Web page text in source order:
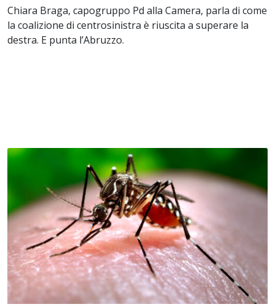
Chiara Braga, capogruppo Pd alla Camera, parla di come
la coalizione di centrosinistra è riuscita a superare la
destra. E punta l’Abruzzo.